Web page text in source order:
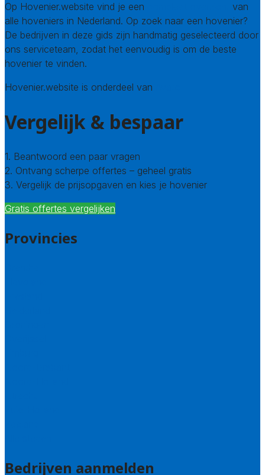
Op Hovenier.website vind je een
van
alle hoveniers in Nederland. Op zoek naar een hovenier?
De bedrijven in deze gids zijn handmatig geselecteerd door
ons serviceteam, zodat het eenvoudig is om de beste
hovenier te vinden.
Hovenier.website is onderdeel van
Vergelijk & bespaar
1. Beantwoord een paar vragen
2. Ontvang scherpe offertes – geheel gratis
3. Vergelijk de prijsopgaven en kies je hovenier
Gratis offertes vergelijken
Provincies
Bedrijven aanmelden